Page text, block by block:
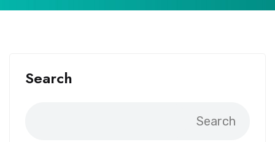
Search
Search